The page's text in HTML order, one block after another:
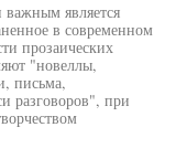
важным является
в современном
прозаических
"новеллы,
письма,
разговоров", при